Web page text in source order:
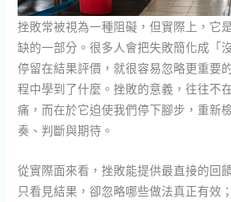
挫敗常被視為一種阻礙，但實際上，它
缺的一部分。很多人會把失敗簡化成「
停留在結果評價，就很容易忽略更重要
程中學到了什麼。挫敗的意義，往往不
痛，而在於它迫使我們停下腳步，重新
奏、判斷與期待。
從實際面來看，挫敗能提供最直接的回
只看見結果，卻忽略哪些做法真正有效